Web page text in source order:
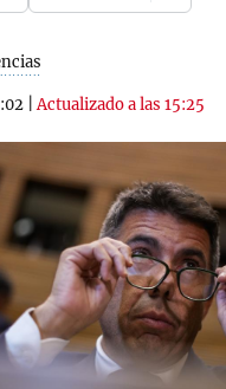
|Actualizado a las 15:25